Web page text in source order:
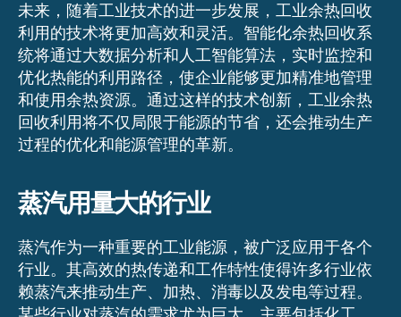
未来，随着工业技术的进一步发展，工业余热回收
利用的技术将更加高效和灵活。智能化余热回收系
统将通过大数据分析和人工智能算法，实时监控和
优化热能的利用路径，使企业能够更加精准地管理
和使用余热资源。通过这样的技术创新，工业余热
回收利用将不仅局限于能源的节省，还会推动生产
过程的优化和能源管理的革新。
蒸汽用量大的行业
蒸汽作为一种重要的工业能源，被广泛应用于各个
行业。其高效的热传递和工作特性使得许多行业依
赖蒸汽来推动生产、加热、消毒以及发电等过程。